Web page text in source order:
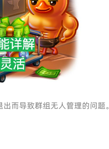
而导致群组无人管理的问题。